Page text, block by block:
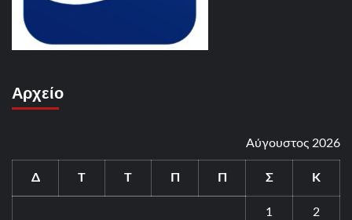
Αρχείο
Αύγουστος 2026
Δ Τ Τ Π Π Σ Κ
1 2